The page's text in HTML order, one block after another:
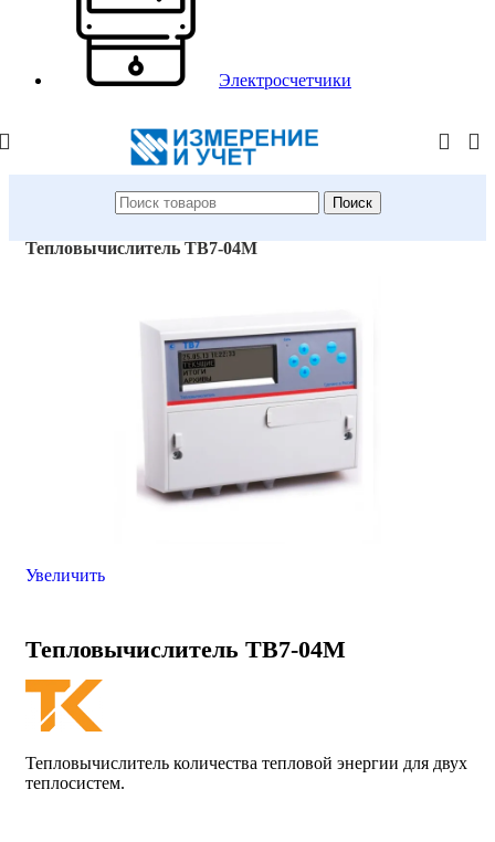
Электросчетчики
Поиск
Тепловычислитель ТВ7-04M
Увеличить
Тепловычислитель ТВ7-04M
Тепловычислитель количества тепловой энергии для двух
теплосистем.